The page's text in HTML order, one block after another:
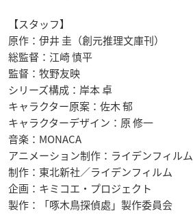
【スタッフ】
原作：伊井 圭（創元推理文庫刊）
総監督：江崎 慎平
監督：牧野友映
シリーズ構成：岸本 卓
キャラクター原案：佐木 郁
キャラクターデザイン：原 修一
音楽：MONACA
アニメーション制作：ライデンフィルム
制作：東北新社／ライデンフィルム
企画：キミコエ・プロジェクト
製作：「啄木鳥探偵處」製作委員会